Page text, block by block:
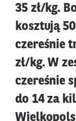
35 zł/kg.
kosztują
czereśnie
zł/kg. W
czereśnie
do 14 za